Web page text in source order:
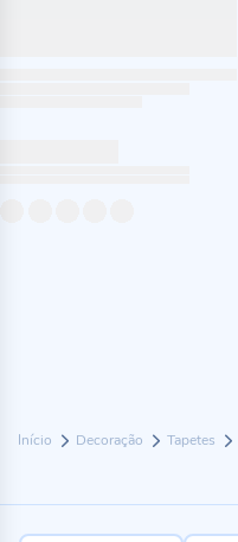
Início Decoração Tapetes